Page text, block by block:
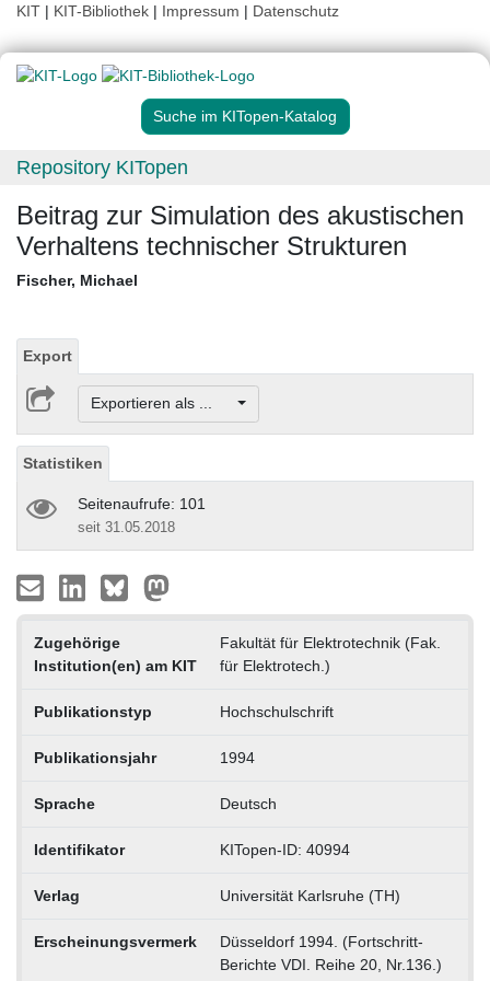
KIT | KIT-Bibliothek | Impressum | Datenschutz
Suche im KITopen-Katalog
Repository KITopen
Beitrag zur Simulation des akustischen
Verhaltens technischer Strukturen
Fischer, Michael
Export
Exportieren als ...
Statistiken
Seitenaufrufe: 101
seit 31.05.2018
Zugehörige
Institution(en) am KIT
Fakultät für Elektrotechnik (Fak.
für Elektrotech.)
Publikationstyp Hochschulschrift
Publikationsjahr 1994
Sprache Deutsch
Identifikator KITopen-ID: 40994
Verlag Universität Karlsruhe (TH)
Erscheinungsvermerk
Düsseldorf 1994. (Fortschritt-
Berichte VDI. Reihe 20, Nr.136.)